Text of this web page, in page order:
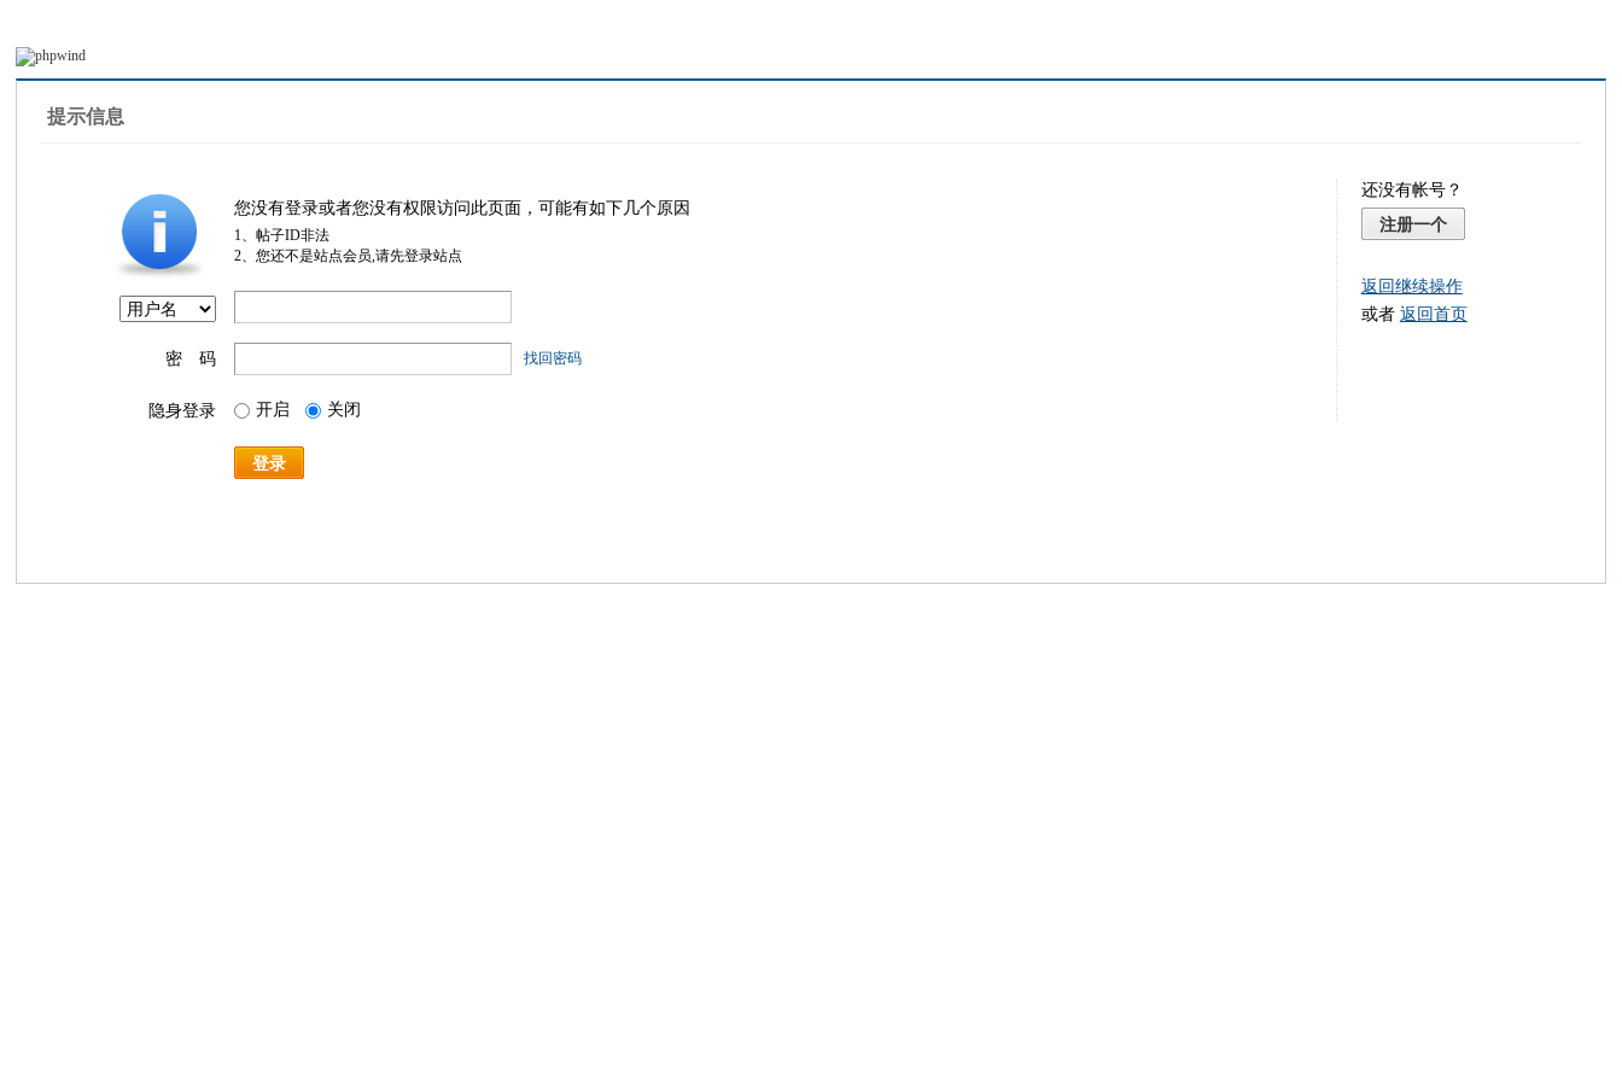
提示信息
您没有登录或者您没有权限访问此页面，可能有如下几个原因
1、帖子ID非法
2、您还不是站点会员,请先登录站点
密 码 找回密码
隐身登录 开启 关闭
登录
还没有帐号？
注册一个
返回继续操作
或者 返回首页